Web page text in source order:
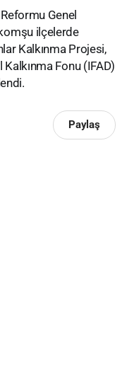
Reformu Genel
ilçelerde
Kalkınma Projesi,
Kalkınma Fonu (IFAD)
Paylaş